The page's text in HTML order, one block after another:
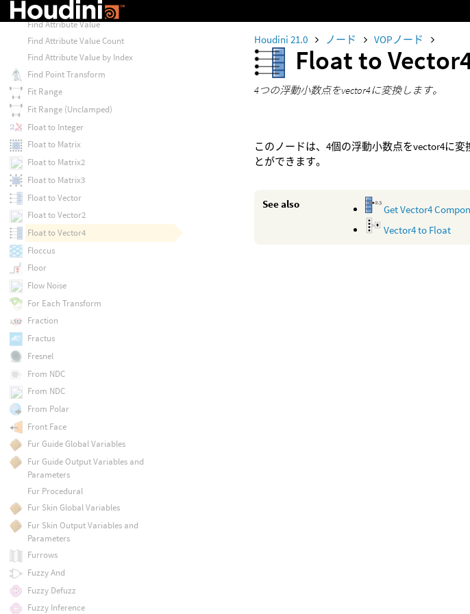
Houdini 21.0 ノード VOPノード
Float to
4つの浮動小数点をvector4に変換します。
このノードは、4個の浮動小数点をvector4に
とができます。
See also
Get Vector4
Vector4 to Float
Filter Width
Find Attribute Value
Find Attribute Value Count
Find Attribute Value by Index
Find Point Transform
Fit Range
Fit Range (Unclamped)
Float to Integer
Float to Matrix
Float to Matrix2
Float to Matrix3
Float to Vector
Float to Vector2
Float to Vector4
Floccus
Floor
Flow Noise
For Each Transform
Fraction
Fractus
Fresnel
From NDC
From NDC
From Polar
Front Face
Fur Guide Global Variables
Fur Guide Output Variables and
Parameters
Fur Procedural
Fur Skin Global Variables
Fur Skin Output Variables and
Parameters
Furrows
Fuzzy And
Fuzzy Defuzz
Fuzzy Inference